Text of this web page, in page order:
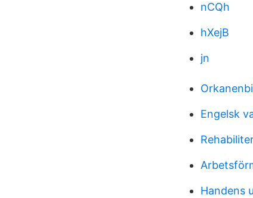
nCQh
hXejB
jn
Engelsk
Handens